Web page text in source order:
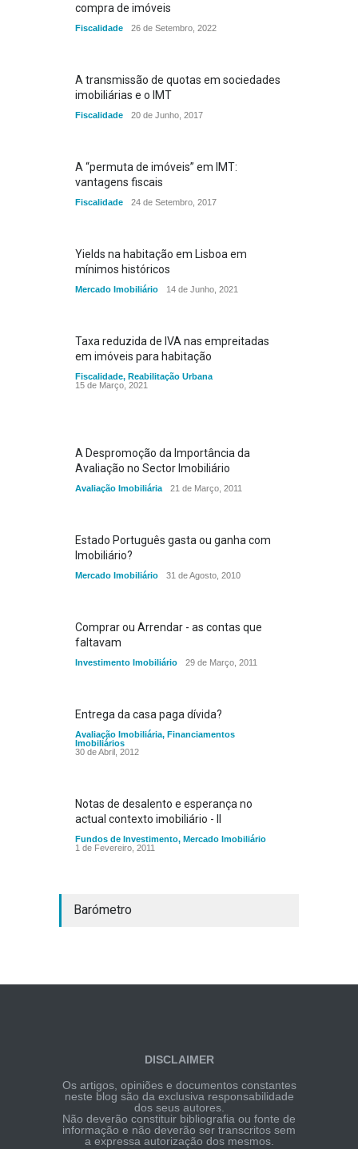
compra de imóveis
Fiscalidade 26 de Setembro, 2022
A transmissão de quotas em sociedades
imobiliárias e o IMT
Fiscalidade 20 de Junho, 2017
A “permuta de imóveis” em IMT:
vantagens fiscais
Fiscalidade 24 de Setembro, 2017
Yields na habitação em Lisboa em
mínimos históricos
Mercado Imobiliário 14 de Junho, 2021
Taxa reduzida de IVA nas empreitadas
em imóveis para habitação
Fiscalidade, Reabilitação Urbana
15 de Março, 2021
A Despromoção da Importância da
Avaliação no Sector Imobiliário
Avaliação Imobiliária 21 de Março, 2011
Estado Português gasta ou ganha com
Imobiliário?
Mercado Imobiliário 31 de Agosto, 2010
Comprar ou Arrendar - as contas que
faltavam
Investimento Imobiliário 29 de Março, 2011
Entrega da casa paga dívida?
Avaliação Imobiliária, Financiamentos
Imobiliários
30 de Abril, 2012
Notas de desalento e esperança no
actual contexto imobiliário - II
Fundos de Investimento, Mercado Imobiliário
1 de Fevereiro, 2011
Barómetro
DISCLAIMER
Os artigos, opiniões e documentos constantes
neste blog são da exclusiva responsabilidade
dos seus autores.
Não deverão constituir bibliografia ou fonte de
informação e não deverão ser transcritos sem
a expressa autorização dos mesmos.